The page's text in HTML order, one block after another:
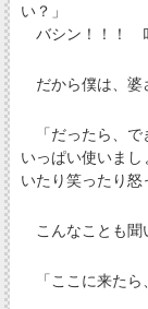
い？」
バシン！！！
だから僕は、婆
「だったら、で
いっぱい使いま
いたり笑ったり怒
こんなことも聞
「ここに来たら